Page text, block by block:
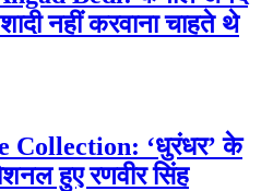
नहीं करवाना चाहते थे
‘धुरंधर’ के
हुए रणवीर सिंह